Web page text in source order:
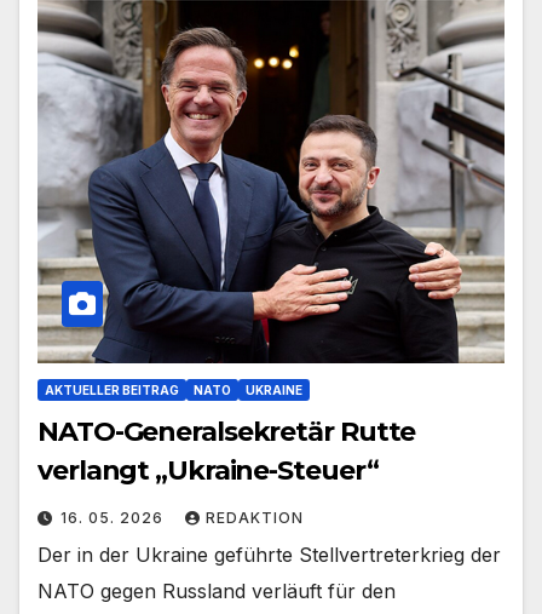
AKTUELLER BEITRAG NATO UKRAINE
NATO-Generalsekretär Rutte
verlangt „Ukraine-Steuer“
16. 05. 2026 REDAKTION
Der in der Ukraine geführte Stellvertreterkrieg der
NATO gegen Russland verläuft für den